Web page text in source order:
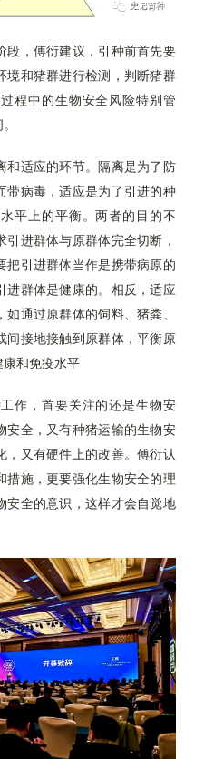
段，傅衍建议，引种前首先要
境和猪群进行检测，判断猪群
程中的生物安全风险特别管
和适应的环节。隔离是为了防
带病毒，适应是为了引进的种
平上的平衡。两者的目的不
进群体与原群体完全切断，
把引进群体当作是携带病原的
进群体是健康的。相反，适应
通过原群体的饲料、猪粪、
间接地接触到原群体，平衡原
康和免疫水平
作，首要关注的还是生物安
安全，又有种猪运输的生物安
，又有硬件上的改善。傅衍认
措施，更要强化生物安全的理
安全的意识，这样才会自觉地